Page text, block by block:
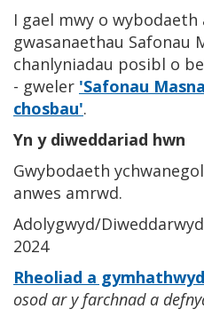
I gael mwy o
gwasanaethau Safonau
chanlyniadau posibl o
- gweler 'Safonau
chosbau'.
Yn y diweddariad hwn
Gwybodaeth
anwes amrwd.
Adolygwyd/
2024
Rheoliad a
osod ar y farchnad a